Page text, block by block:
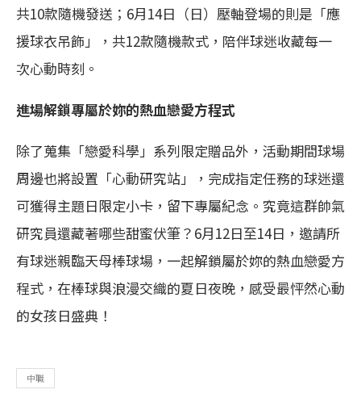
共10款隨機發送；6月14日（日）壓軸登場的則是「應
援球衣吊飾」，共12款隨機款式，陪伴球迷收藏每一
次心動時刻。
進場解鎖專屬於妳的熱血戀愛方程式
除了蒐集「戀愛科學」系列限定贈品外，活動期間球場
周邊也將設置「心動研究站」，完成指定任務的球迷還
可獲得主題日限定小卡，留下專屬紀念。究竟這群帥氣
研究員還藏著哪些甜蜜伏筆？6月12日至14日，邀請所
有球迷親臨天母棒球場，一起解鎖屬於妳的熱血戀愛方
程式，在棒球與浪漫交織的夏日夜晚，感受最怦然心動
的女孩日盛典！
中職